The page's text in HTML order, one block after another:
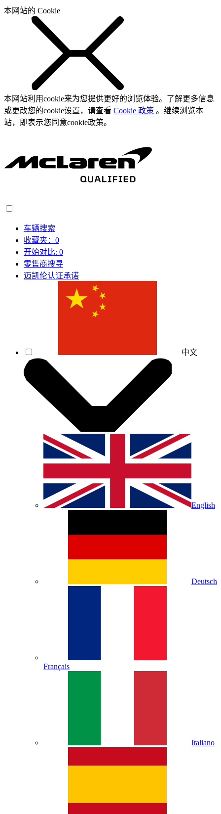
本网站的 Cookie
本网站利用cookie来为您提供更好的浏览体验。了解更多信息
或更改您的cookie设置，请查看 Cookie 政策 。继续浏览本
站，即表示您同意cookie政策。
车辆搜索
收藏夹： 0
开始对比: 0
零售商搜寻
迈凯伦认证承诺
中文
English
Deutsch
Français
Italiano